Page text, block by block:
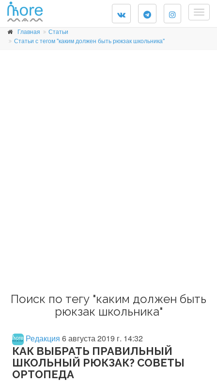
Главная
Статьи
Статьи с тегом "каким должен быть рюкзак школьника"
Поиск по тегу "каким должен быть
рюкзак школьника"
Редакция 6 августа 2019 г. 14:32
КАК ВЫБРАТЬ ПРАВИЛЬНЫЙ
ШКОЛЬНЫЙ РЮКЗАК? СОВЕТЫ
ОРТОПЕДА